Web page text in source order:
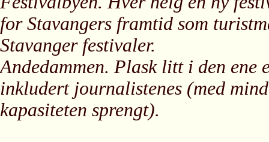
for Stavangers framtid som
Stavanger festivaler.
Andedammen. Plask litt i den ene
inkludert journalistenes (med
kapasiteten sprengt).